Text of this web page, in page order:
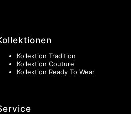
Kollektion Tradition
Kollektion Couture
Kollektion Ready To Wear